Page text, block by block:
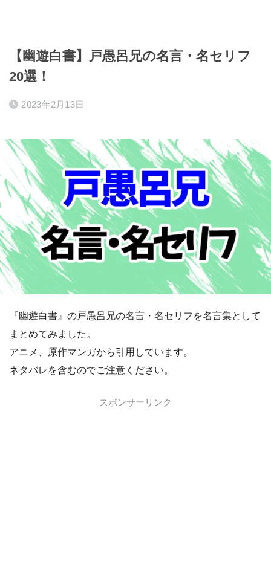
【幽遊白書】戸愚呂兄の名言・名セリフ
20選！
2023年2月13日
『幽遊白書』の戸愚呂兄の名言・名セリフを名言集として
まとめてみました。
アニメ、原作マンガから引用しています。
ネタバレを含むのでご注意ください。
スポンサーリンク